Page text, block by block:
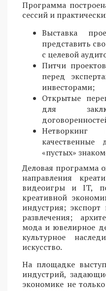
Программа
сессий и
Выставка
представить
с целевой
Питчи
перед
инвесторами;
Открытые
для
качественные
«пустых»
Деловая программа
направления
видеоигры и IT,
креативной
индустрия;
развлечения;
мода и ювелирное
культурное
искусство.
На площадке
индустрий,
экономике не